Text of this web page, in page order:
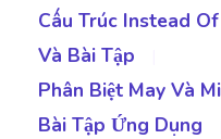
Cấu Trúc Instead
Và Bài Tập
Phân Biệt May Và
Bài Tập Ứng Dụng